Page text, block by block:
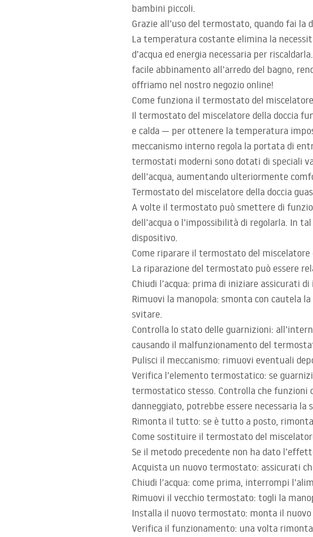
bambini piccoli.
Grazie all’uso del termostato, quando fai la
La temperatura costante elimina la
d’acqua ed energia necessaria per riscaldarla.
facile abbinamento all’arredo del bagno,
offriamo nel nostro negozio online!
Come funziona il termostato del
Il termostato del miscelatore della doccia
e calda — per ottenere la temperatura
meccanismo interno regola la portata di
termostati moderni sono dotati di speciali
dell’acqua, aumentando ulteriormente
Termostato del miscelatore della doccia
A volte il termostato può smettere di
dell’acqua o l’impossibilità di regolarla. In
dispositivo.
Come riparare il termostato del miscelatore
La riparazione del termostato può essere
Chiudi l’acqua: prima di iniziare assicurati
Rimuovi la manopola: smonta con cautela
svitare.
Controlla lo stato delle guarnizioni:
causando il malfunzionamento del
Pulisci il meccanismo: rimuovi eventuali
Verifica l’elemento termostatico: se
termostatico stesso. Controlla che funzioni
danneggiato, potrebbe essere necessaria la
Rimonta il tutto: se è tutto a posto,
Come sostituire il termostato del
Se il metodo precedente non ha dato
Acquista un nuovo termostato: assicurati
Chiudi l’acqua: come prima, interrompi
Rimuovi il vecchio termostato: togli la
Installa il nuovo termostato: monta il
Verifica il funzionamento: una volta